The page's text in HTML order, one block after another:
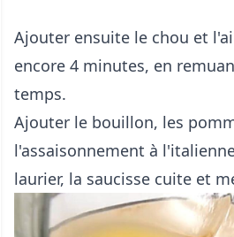
Ajouter ensuite le chou et
encore 4 minutes, en
temps.
Ajouter le bouillon, les
l'assaisonnement à
laurier, la saucisse cuite et